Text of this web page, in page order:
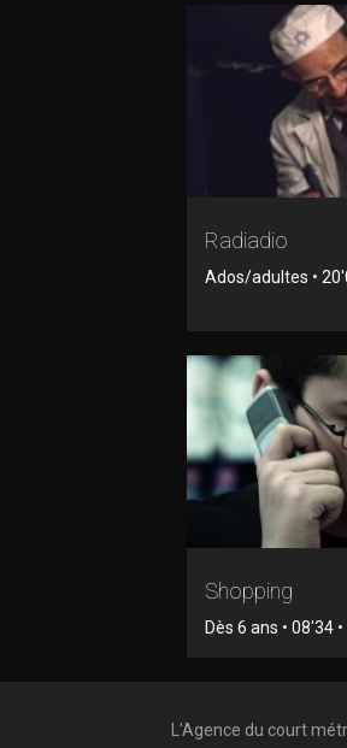
Radiadio
Ados/adultes •
Shopping
Dès 6 ans • 08'34
L'Agence du court